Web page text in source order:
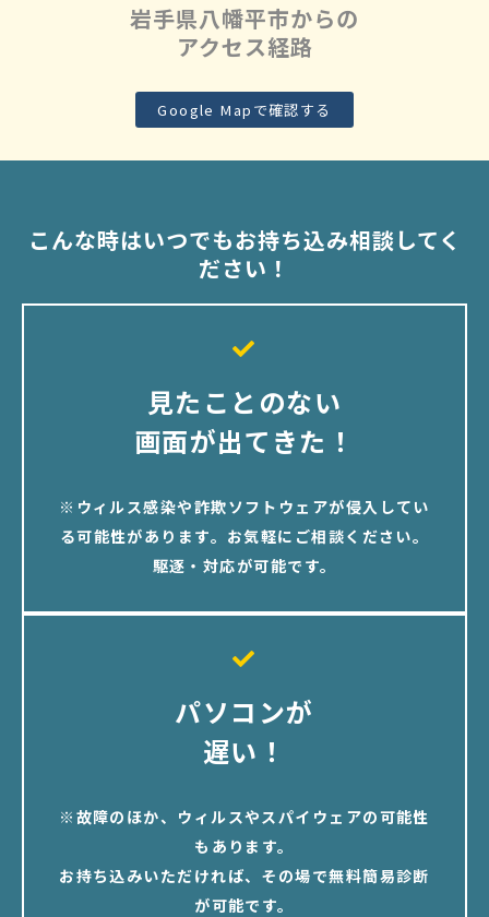
岩手県八幡平市からの
アクセス経路
Google Mapで確認する
こんな時はいつでもお持ち込み相談してく
ださい！
見たことのない
画面が出てきた！
※ウィルス感染や詐欺ソフトウェアが侵入してい
る可能性があります。お気軽にご相談ください。
駆逐・対応が可能です。
パソコンが
遅い！
※故障のほか、ウィルスやスパイウェアの可能性
もあります。
お持ち込みいただければ、その場で無料簡易診断
が可能です。